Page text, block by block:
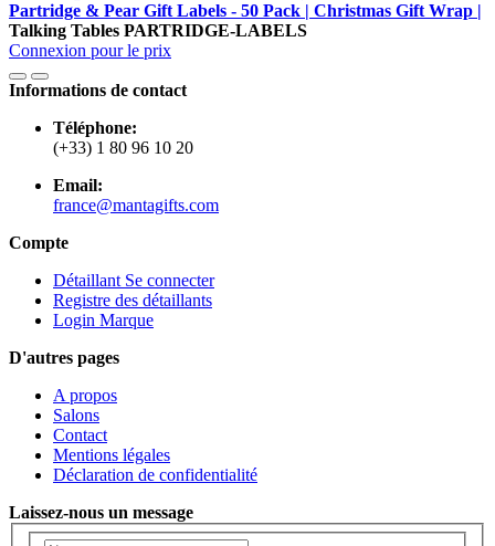
Partridge & Pear Gift Labels - 50 Pack | Christmas Gift Wrap |
Talking Tables PARTRIDGE-LABELS
Connexion pour le prix
Informations de contact
Téléphone:
(+33) 1 80 96 10 20
Email:
france@mantagifts.com
Compte
Détaillant Se connecter
Registre des détaillants
Login Marque
D'autres pages
A propos
Salons
Contact
Mentions légales
Déclaration de confidentialité
Laissez-nous un message